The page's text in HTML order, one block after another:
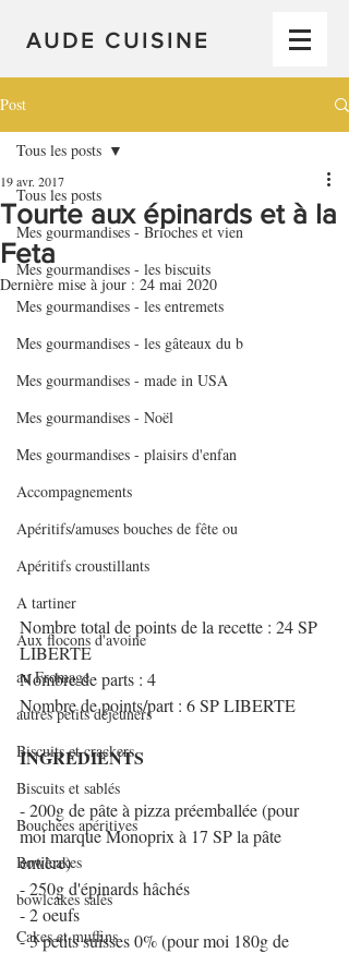
AUDE CUISINE
Post
Tous les posts
Mes gourmandises - Brioches et vien
Mes gourmandises - les biscuits
Mes gourmandises - les entremets
Mes gourmandises - les gâteaux du b
Mes gourmandises - made in USA
Mes gourmandises - Noël
Mes gourmandises - plaisirs d'enfan
Accompagnements
Apéritifs/amuses bouches de fête ou
Apéritifs croustillants
A tartiner
Aux flocons d'avoine
au Fromage
autres petits déjeuners
Biscuits et crackers
Biscuits et sablés
Bouchées apéritives
Bowlcakes
bowlcakes salés
Cakes et muffins
Tous les posts
Tourte aux épinards et à la
Feta
19 avr. 2017
Dernière mise à jour : 24 mai 2020
Nombre total de points de la recette : 24 SP
LIBERTE
Nombre de parts : 4
Nombre de points/part : 6 SP LIBERTE
INGREDIENTS
- 200g de pâte à pizza préemballée (pour
moi marque Monoprix à 17 SP la pâte
entière)
- 250g d'épinards hâchés
- 2 oeufs
- 3 petits suisses 0% (pour moi 180g de